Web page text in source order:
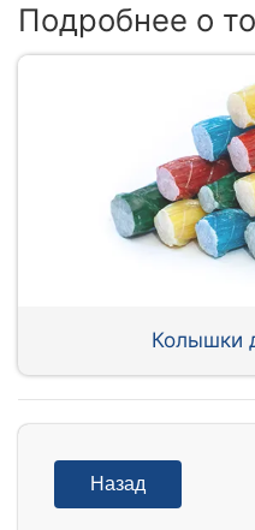
Подробнее о
Колышки
Назад